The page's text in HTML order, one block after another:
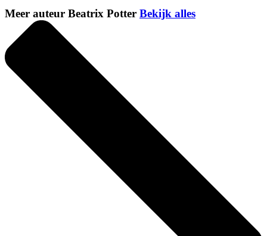
Meer auteur Beatrix Potter Bekijk alles